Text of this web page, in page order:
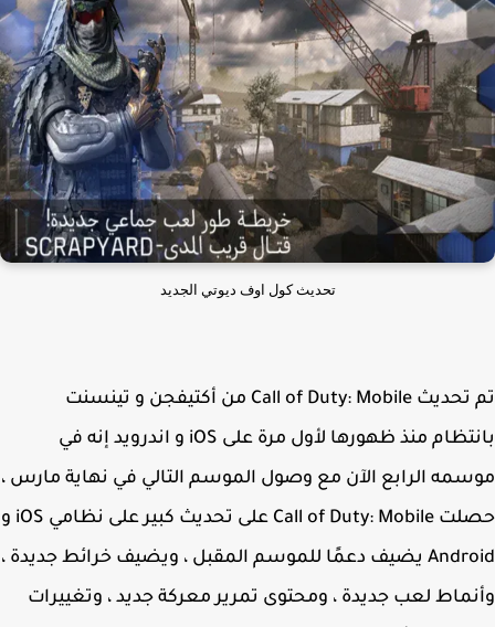
تحديث كول اوف ديوتي الجديد
تم تحديث Call of Duty: Mobile من أكتيفجن و تينسنت
بانتظام منذ ظهورها لأول مرة على iOS و اندرويد إنه في
الرابع الآن مع وصول الموسم التالي في نهاية مارس ،
حصلت Call of Duty: Mobile على تحديث كبير على نظامي iOS و
Android يضيف دعمًا للموسم المقبل ، ويضيف خرائط جديدة ،
لعب جديدة ، ومحتوى تمرير معركة جديد ، وتغييرات